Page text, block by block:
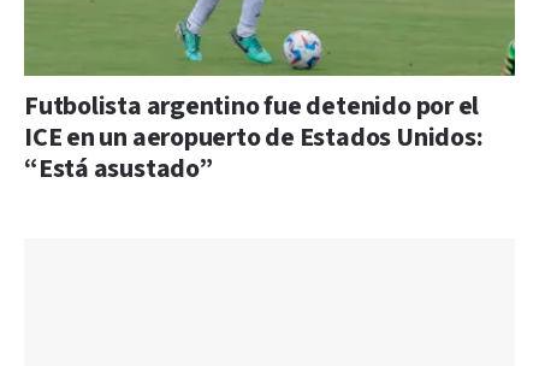
Futbolista argentino fue detenido por el
ICE en un aeropuerto de Estados Unidos:
“Está asustado”